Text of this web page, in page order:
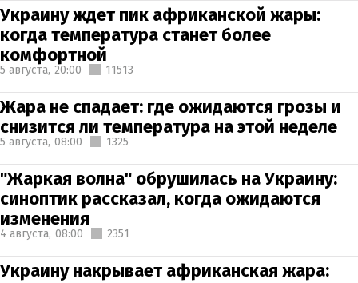
Украину ждет пик африканской жары:
когда температура станет более
комфортной
5 августа, 20:00 11513
Жара не спадает: где ожидаются грозы и
снизится ли температура на этой неделе
5 августа, 08:00 1325
"Жаркая волна" обрушилась на Украину:
синоптик рассказал, когда ожидаются
изменения
4 августа, 08:00 2351
Украину накрывает африканская жара: